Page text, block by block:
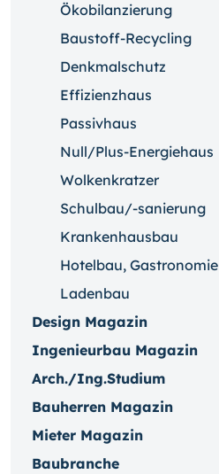
Ökobilanzierung
Baustoff-Recycling
Denkmalschutz
Effizienzhaus
Passivhaus
Null/Plus-Energiehaus
Wolkenkratzer
Schulbau/-sanierung
Krankenhausbau
Hotelbau, Gastronomie
Ladenbau
Design Magazin
Ingenieurbau Magazin
Arch./Ing.Studium
Bauherren Magazin
Mieter Magazin
Baubranche